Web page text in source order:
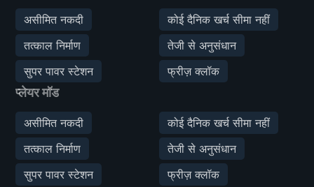
असीमित नकदी
कोई दैनिक खर्च सीमा नहीं
तत्काल निर्माण
तेजी से अनुसंधान
सुपर पावर स्टेशन
फ्रीज़ क्लॉक
प्लेयर मॉड
असीमित नकदी
कोई दैनिक खर्च सीमा नहीं
तत्काल निर्माण
तेजी से अनुसंधान
सुपर पावर स्टेशन
फ्रीज़ क्लॉक